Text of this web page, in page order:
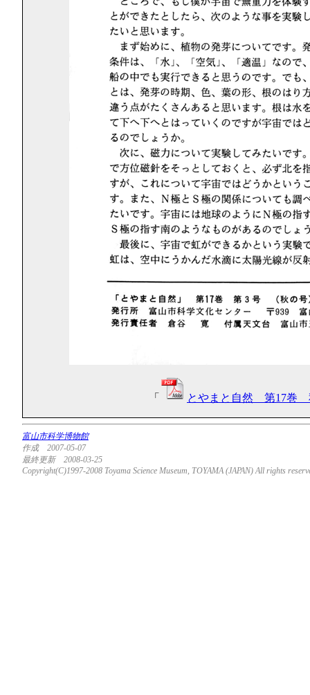
「 とやまと自然 第17巻
富山市科学博物館
作成 2007-05-07
最終更新 2008-03-25
Copyright(C)1997-2008 Toyama Science Museum, TOYAMA (JAPAN) All rights